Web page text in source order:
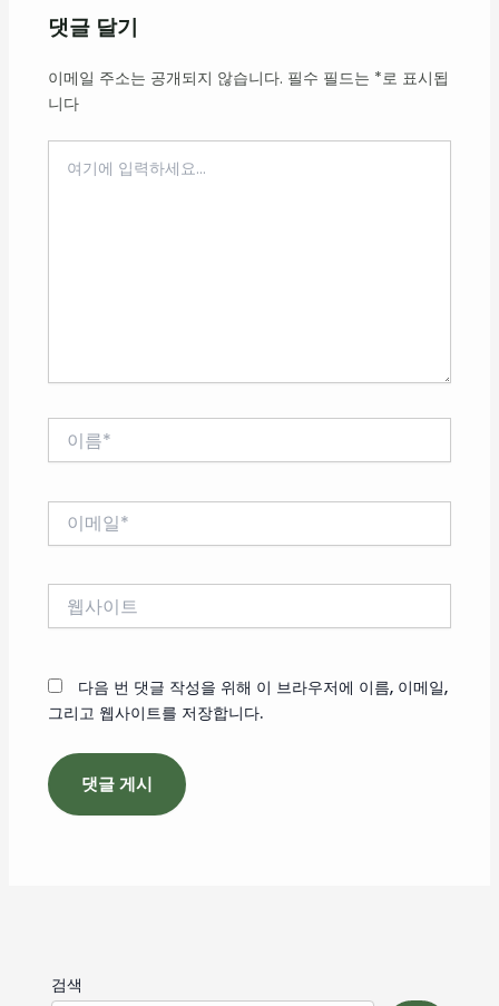
댓글 달기
이메일 주소는 공개되지 않습니다. 필수 필드는 *로 표시됩
니다
다음 번 댓글 작성을 위해 이 브라우저에 이름, 이메일,
그리고 웹사이트를 저장합니다.
검색